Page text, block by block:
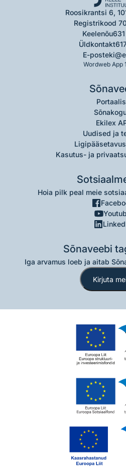
Roosikrantsi 6,
Registrikood
Keelenõu
Üldkontakt
E-post
Wordweb App
Ekilex
Uudised ja
Kasutus- ja
Hoia pilk peal meie
Sõnaveebi
Iga arvamus loeb ja aitab
Kirjuta